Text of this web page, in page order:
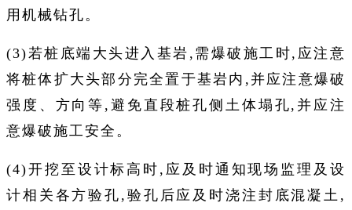
用机械钻孔。
(3)若桩底端大头进入基岩,需爆破施工时,应注意
将桩体扩大头部分完全置于基岩内,并应注意爆破
强度、方向等,避免直段桩孔侧土体塌孔,并应注
意爆破施工安全。
(4)开挖至设计标高时,应及时通知现场监理及设
计相关各方验孔,验孔后应及时浇注封底混凝土,